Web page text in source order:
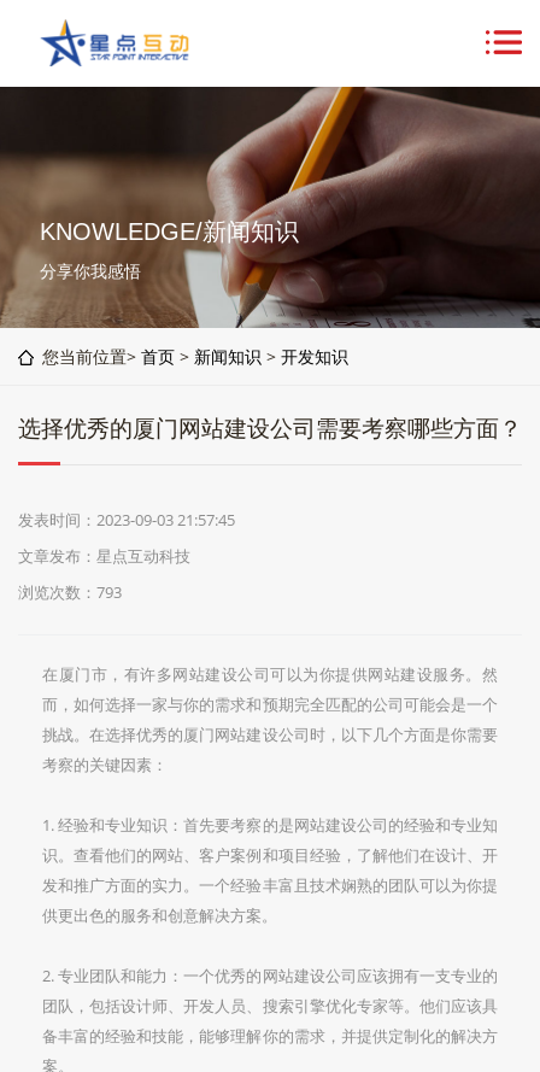
KNOWLEDGE/新闻知识
分享你我感悟
您当前位置> 首页 > 新闻知识 > 开发知识
选择优秀的厦门网站建设公司需要考察哪些方面？
发表时间：2023-09-03 21:57:45
文章发布：星点互动科技
浏览次数： 793
在厦门市，有许多网站建设公司可以为你提供网站建设服务。然
而，如何选择一家与你的需求和预期完全匹配的公司可能会是一个
挑战。在选择优秀的厦门网站建设公司时，以下几个方面是你需要
考察的关键因素：
1. 经验和专业知识：首先要考察的是网站建设公司的经验和专业知
识。查看他们的网站、客户案例和项目经验，了解他们在设计、开
发和推广方面的实力。一个经验丰富且技术娴熟的团队可以为你提
供更出色的服务和创意解决方案。
2. 专业团队和能力：一个优秀的网站建设公司应该拥有一支专业的
团队，包括设计师、开发人员、搜索引擎优化专家等。他们应该具
备丰富的经验和技能，能够理解你的需求，并提供定制化的解决方
案。